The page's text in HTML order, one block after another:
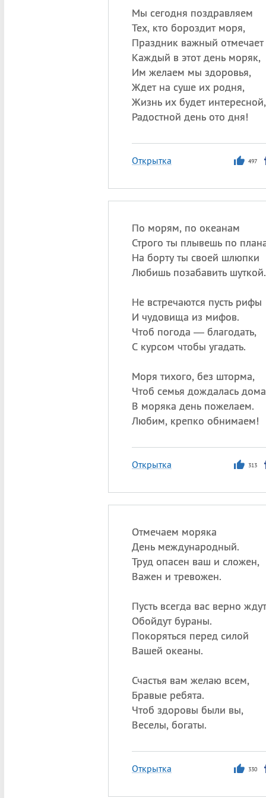
Мы сегодня поздравляем
Тех, кто бороздит моря,
Праздник важный отмечает
Каждый в этот день моряк,
Им желаем мы здоровья,
Ждет на суше их родня,
Жизнь их будет интересной,
Радостной день ото дня!
Открытка 497
По морям, по океанам
Строго ты плывешь по
На борту ты своей шлюпки
Любишь позабавить шуткой.
Не встречаются пусть рифы
И чудовища из мифов.
Чтоб погода — благодать,
С курсом чтобы угадать.
Моря тихого, без шторма,
Чтоб семья дождалась
В моряка день пожелаем.
Любим, крепко обнимаем!
Открытка 313
Отмечаем моряка
День международный.
Труд опасен ваш и сложен,
Важен и тревожен.
Пусть всегда вас верно
Обойдут бураны.
Покоряться перед силой
Вашей океаны.
Счастья вам желаю всем,
Бравые ребята.
Чтоб здоровы были вы,
Веселы, богаты.
Открытка 330